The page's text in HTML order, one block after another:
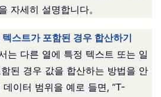
자세히 설명합니다。
스트가 포함된 경우 합산하기
는 다른 열에 특정 텍스트 또는 일
된 경우 값을 합산하는 방법을 안
데이터 범위을 예로 들면, “T-